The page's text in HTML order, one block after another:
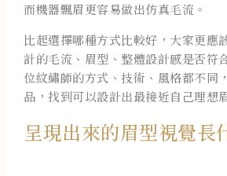
而機器飄眉更容易做出仿真毛流。
比起選擇哪種方式比較好，大家更應
計的毛流、眉型、整體設計感是否符
位紋繡師的方式、技術、風格都不同
品，找到可以設計出最接近自己理想
呈現出來的眉型視覺長